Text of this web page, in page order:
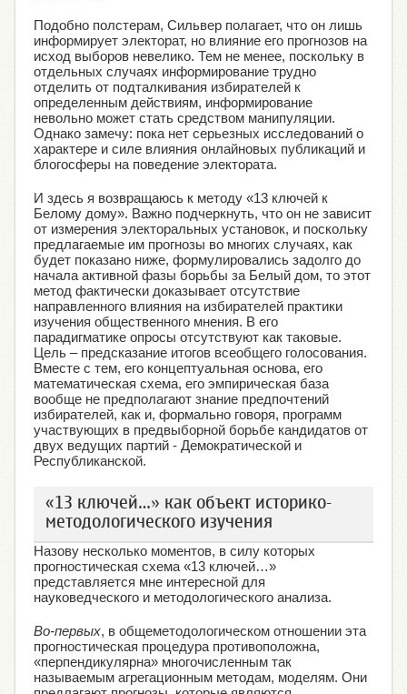
Подобно полстерам, Сильвер полагает, что он лишь
информирует электорат, но влияние его прогнозов на
исход выборов невелико. Тем не менее, поскольку в
отдельных случаях информирование трудно
отделить от подталкивания избирателей к
определенным действиям, информирование
невольно может стать средством манипуляции.
Однако замечу: пока нет серьезных исследований о
характере и силе влияния онлайновых публикаций и
блогосферы на поведение электората.
И здесь я возвращаюсь к методу «13 ключей к
Белому дому». Важно подчеркнуть, что он не зависит
от измерения электоральных установок, и поскольку
предлагаемые им прогнозы во многих случаях, как
будет показано ниже, формулировались задолго до
начала активной фазы борьбы за Белый дом, то этот
метод фактически доказывает отсутствие
направленного влияния на избирателей практики
изучения общественного мнения. В его
парадигматике опросы отсутствуют как таковые.
Цель – предсказание итогов всеобщего голосования.
Вместе с тем, его концептуальная основа, его
математическая схема, его эмпирическая база
вообще не предполагают знание предпочтений
избирателей, как и, формально говоря, программ
участвующих в предвыборной борьбе кандидатов от
двух ведущих партий - Демократической и
Республиканской.
«13 ключей…» как объект историко-
методологического изучения
Назову несколько моментов, в силу которых
прогностическая схема «13 ключей…»
представляется мне интересной для
науковедческого и методологического анализа.
Во-первых, в общеметодологическом отношении эта
прогностическая процедура противоположна,
«перпендикулярна» многочисленным так
называемым агрегационным методам, моделям. Они